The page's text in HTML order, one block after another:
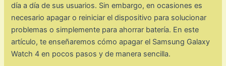
día a día de sus usuarios. Sin embargo, en ocasiones es
necesario apagar o reiniciar el dispositivo para solucionar
problemas o simplemente para ahorrar batería. En este
artículo, te enseñaremos cómo apagar el Samsung Galaxy
Watch 4 en pocos pasos y de manera sencilla.